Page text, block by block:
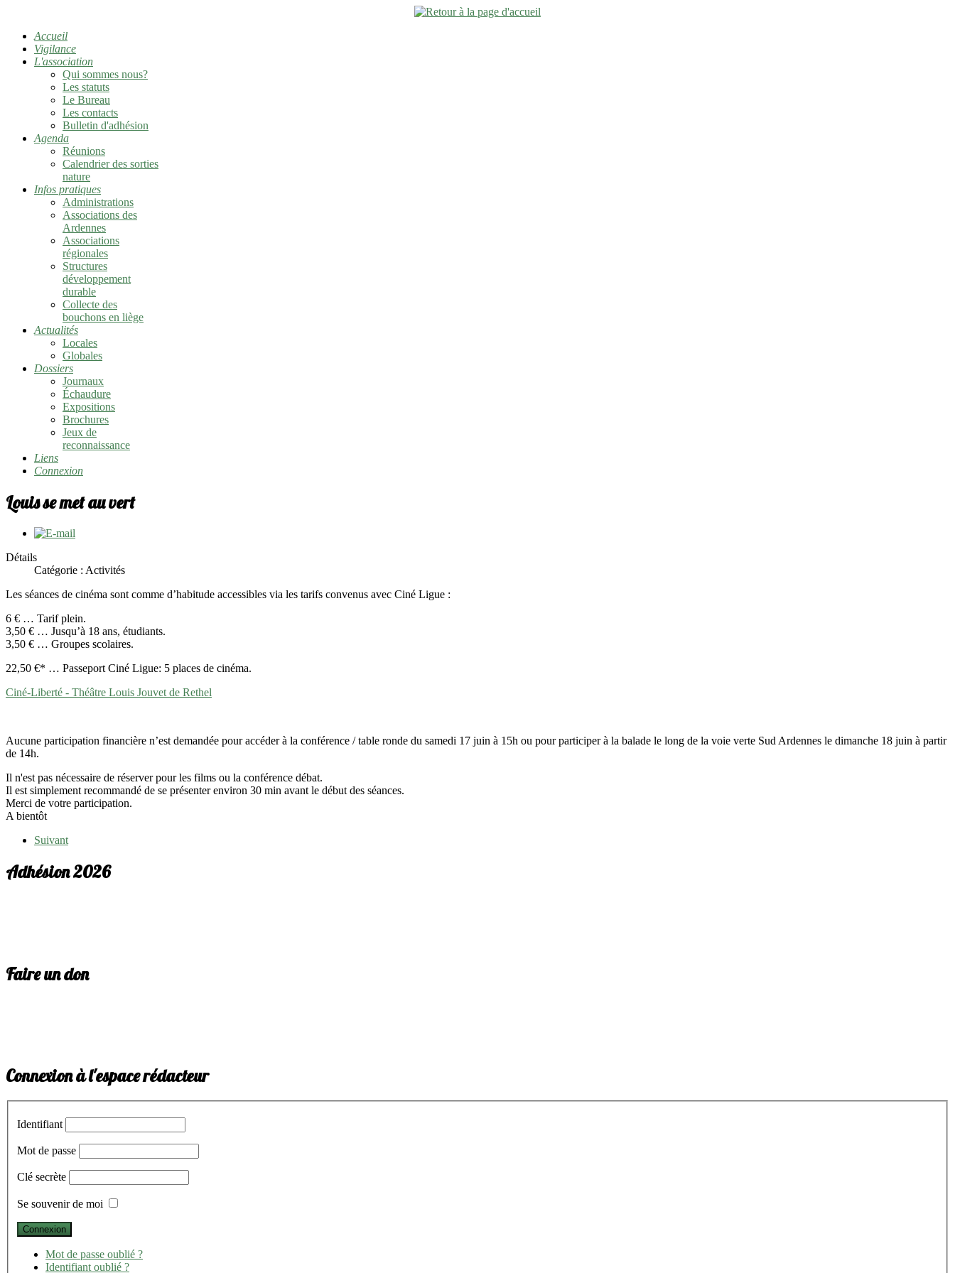
Accueil
Vigilance
L'association
Qui sommes nous?
Les statuts
Le Bureau
Les contacts
Bulletin d'adhésion
Agenda
Réunions
Calendrier des sorties
nature
Infos pratiques
Administrations
Associations des
Ardennes
Associations
régionales
Structures
développement
durable
Collecte des
bouchons en liège
Actualités
Locales
Globales
Dossiers
Journaux
Échaudure
Expositions
Brochures
Jeux de
reconnaissance
Liens
Connexion
Louis se met au vert
Détails
Catégorie : Activités
Les séances de cinéma sont comme d’habitude accessibles via les tarifs convenus avec Ciné Ligue :
6 € … Tarif plein.
3,50 € … Jusqu’à 18 ans, étudiants.
3,50 € … Groupes scolaires.
22,50 €* … Passeport Ciné Ligue: 5 places de cinéma.
Ciné-Liberté - Théâtre Louis Jouvet de Rethel
Aucune participation financière n’est demandée pour accéder à la conférence / table ronde du samedi 17 juin à 15h ou pour participer à la balade le long de la voie verte Sud Ardennes le dimanche 18 juin à partir
de 14h.
Il n'est pas nécessaire de réserver pour les films ou la conférence débat.
Il est simplement recommandé de se présenter environ 30 min avant le début des séances.
Merci de votre participation.
A bientôt
Suivant
Adhésion 2026
Faire un don
Connexion à l'espace rédacteur
Identifiant
Mot de passe
Clé secrète
Se souvenir de moi
Mot de passe oublié ?
Identifiant oublié ?